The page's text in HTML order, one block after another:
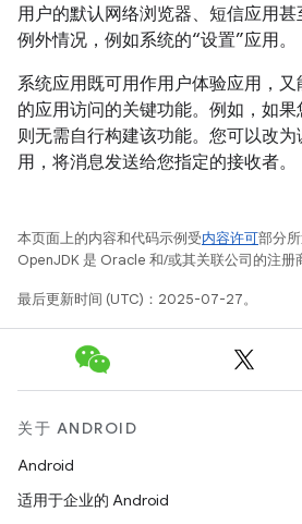
用户的默认网络浏览器、短信应用
例外情况，例如系统的“设置”应用。
系统应用既可用作用户体验应用，
的应用访问的关键功能。例如，如果
则无需自行构建该功能。您可以改
用，将消息发送给您指定的接收者。
本页面上的内容和代码示例受内容许可部分
OpenJDK 是 Oracle 和/或其关联公司的注册
最后更新时间 (UTC)：2025-07-27。
关于 ANDROID
Android
适用于企业的 Android